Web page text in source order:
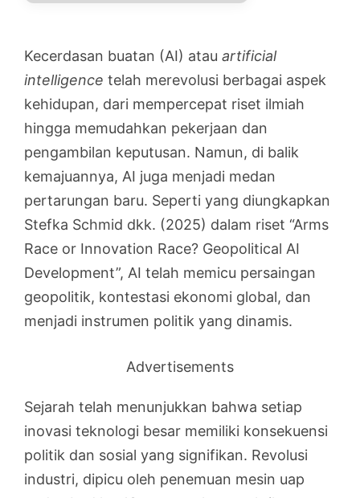
Kecerdasan buatan (AI) atau artificial
intelligence telah merevolusi berbagai aspek
kehidupan, dari mempercepat riset ilmiah
hingga memudahkan pekerjaan dan
pengambilan keputusan. Namun, di balik
kemajuannya, AI juga menjadi medan
pertarungan baru. Seperti yang diungkapkan
Stefka Schmid dkk. (2025) dalam riset “Arms
Race or Innovation Race? Geopolitical AI
Development”, AI telah memicu persaingan
geopolitik, kontestasi ekonomi global, dan
menjadi instrumen politik yang dinamis.
Advertisements
Sejarah telah menunjukkan bahwa setiap
inovasi teknologi besar memiliki konsekuensi
politik dan sosial yang signifikan. Revolusi
industri, dipicu oleh penemuan mesin uap